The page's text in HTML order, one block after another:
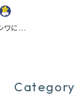
ワになり
ウン除
Category